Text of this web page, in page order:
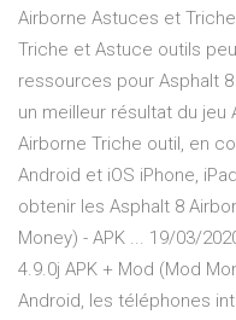
Airborne Astuces et
Triche et Astuce outils
ressources pour Asphalt
un meilleur résultat du jeu
Airborne Triche outil, en
Android et iOS iPhone,
obtenir les Asphalt 8
Money) - APK ... 19/03/
4.9.0j APK + Mod (Mod
Android, les téléphones